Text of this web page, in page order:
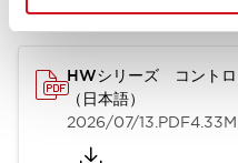
HWシリーズ コントロ
（日本語）
2026/07/13.PDF